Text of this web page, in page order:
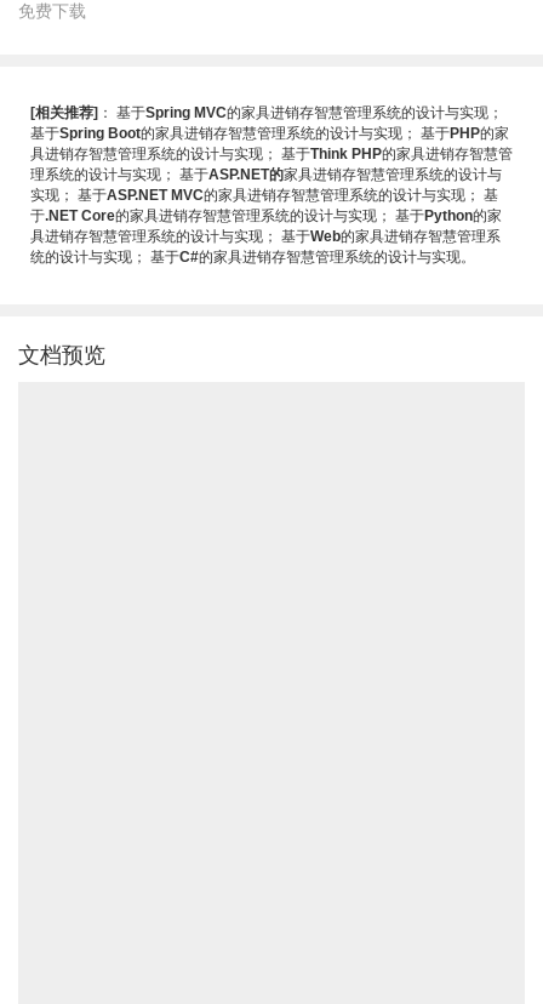
免费下载
[相关推荐] ： 基于Spring MVC的家具进销存智慧管理系统的设计与实现 ；
基于Spring Boot的家具进销存智慧管理系统的设计与实现 ； 基于PHP的家
具进销存智慧管理系统的设计与实现 ； 基于Think PHP的家具进销存智慧管
理系统的设计与实现 ； 基于ASP.NET的家具进销存智慧管理系统的设计与
实现 ； 基于ASP.NET MVC的家具进销存智慧管理系统的设计与实现 ； 基
于.NET Core的家具进销存智慧管理系统的设计与实现 ； 基于Python的家
具进销存智慧管理系统的设计与实现 ； 基于Web的家具进销存智慧管理系
统的设计与实现 ； 基于C#的家具进销存智慧管理系统的设计与实现。
文档预览